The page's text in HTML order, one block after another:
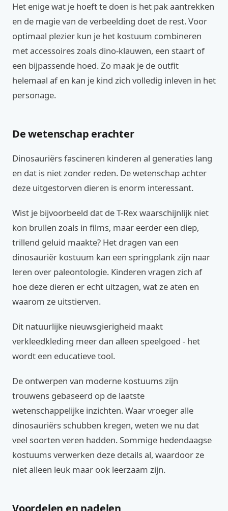
Het enige wat je hoeft te doen is het pak aantrekken
en de magie van de verbeelding doet de rest. Voor
optimaal plezier kun je het kostuum combineren
met accessoires zoals dino-klauwen, een staart of
een bijpassende hoed. Zo maak je de outfit
helemaal af en kan je kind zich volledig inleven in het
personage.
De wetenschap erachter
Dinosauriërs fascineren kinderen al generaties lang
en dat is niet zonder reden. De wetenschap achter
deze uitgestorven dieren is enorm interessant.
Wist je bijvoorbeeld dat de T-Rex waarschijnlijk niet
kon brullen zoals in films, maar eerder een diep,
trillend geluid maakte? Het dragen van een
dinosauriër kostuum kan een springplank zijn naar
leren over paleontologie. Kinderen vragen zich af
hoe deze dieren er echt uitzagen, wat ze aten en
waarom ze uitstierven.
Dit natuurlijke nieuwsgierigheid maakt
verkleedkleding meer dan alleen speelgoed - het
wordt een educatieve tool.
De ontwerpen van moderne kostuums zijn
trouwens gebaseerd op de laatste
wetenschappelijke inzichten. Waar vroeger alle
dinosauriërs schubben kregen, weten we nu dat
veel soorten veren hadden. Sommige hedendaagse
kostuums verwerken deze details al, waardoor ze
niet alleen leuk maar ook leerzaam zijn.
Voordelen en nadelen